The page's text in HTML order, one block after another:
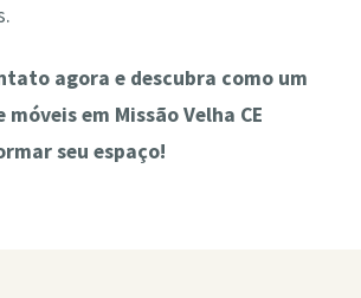
agora e descubra como um
em Missão Velha CE
seu espaço!